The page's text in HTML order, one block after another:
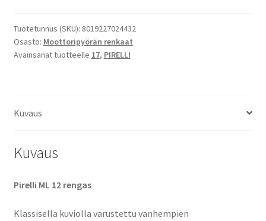
Tuotetunnus (SKU): 8019227024432
Osasto: Moottoripyörän renkaat
Avainsanat tuotteelle 17, PIRELLI
Kuvaus
Kuvaus
Pirelli ML 12 rengas
Klassisella kuviolla varustettu vanhempien